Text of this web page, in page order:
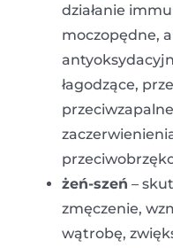
działanie
moczopędne,
łagodzące,
żeń-szeń –
zmęczenie,
wątrobę,